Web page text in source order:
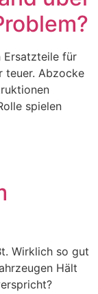
Ersatzteile für
teuer. Abzocke
spielen
Wirklich so gut
Hält